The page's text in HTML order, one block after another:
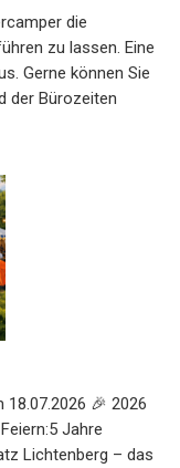
die
zu lassen. Eine
Gerne können Sie
der Bürozeiten
🎉 2026
Jahre
Lichtenberg – das